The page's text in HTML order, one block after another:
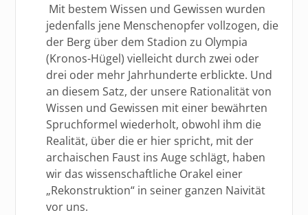
Mit bestem Wissen und Gewissen wurden
jedenfalls jene Menschenopfer vollzogen, die
der Berg über dem Stadion zu Olympia
(Kronos-Hügel) vielleicht durch zwei oder
drei oder mehr Jahrhunderte erblickte. Und
an diesem Satz, der unsere Rationalität von
Wissen und Gewissen mit einer bewährten
Spruchformel wiederholt, obwohl ihm die
Realität, über die er hier spricht, mit der
archaischen Faust ins Auge schlägt, haben
wir das wissenschaftliche Orakel einer
„Rekonstruktion“ in seiner ganzen Naivität
vor uns.